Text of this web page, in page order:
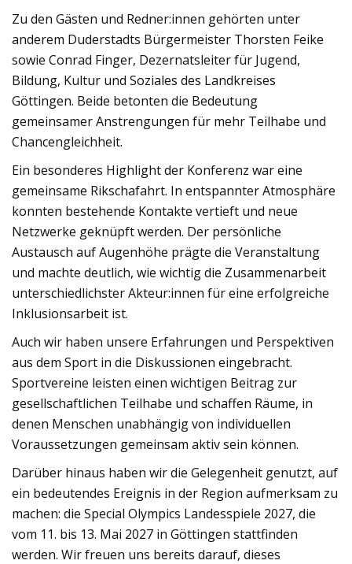
Zu den Gästen und Redner:innen gehörten unter
anderem Duderstadts Bürgermeister Thorsten Feike
sowie Conrad Finger, Dezernatsleiter für Jugend,
Bildung, Kultur und Soziales des Landkreises
Göttingen. Beide betonten die Bedeutung
gemeinsamer Anstrengungen für mehr Teilhabe und
Chancengleichheit.
Ein besonderes Highlight der Konferenz war eine
gemeinsame Rikschafahrt. In entspannter Atmosphäre
konnten bestehende Kontakte vertieft und neue
Netzwerke geknüpft werden. Der persönliche
Austausch auf Augenhöhe prägte die Veranstaltung
und machte deutlich, wie wichtig die Zusammenarbeit
unterschiedlichster Akteur:innen für eine erfolgreiche
Inklusionsarbeit ist.
Auch wir haben unsere Erfahrungen und Perspektiven
aus dem Sport in die Diskussionen eingebracht.
Sportvereine leisten einen wichtigen Beitrag zur
gesellschaftlichen Teilhabe und schaffen Räume, in
denen Menschen unabhängig von individuellen
Voraussetzungen gemeinsam aktiv sein können.
Darüber hinaus haben wir die Gelegenheit genutzt, auf
ein bedeutendes Ereignis in der Region aufmerksam zu
machen: die Special Olympics Landesspiele 2027, die
vom 11. bis 13. Mai 2027 in Göttingen stattfinden
werden. Wir freuen uns bereits darauf, dieses